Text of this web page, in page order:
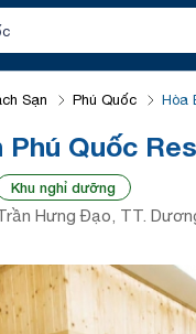
Sạn Phú Quốc Hòa
Phú Quốc
Khu nghỉ dưỡng
Hưng Đạo, TT.